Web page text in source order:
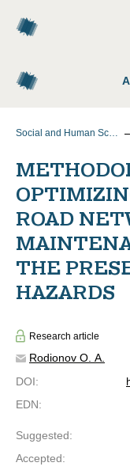
Social and Human Sciences
ROAD
THE
HAZARDS
Research article
Rodionov O. A.
DOI:
EDN:
Suggested:
Accepted: